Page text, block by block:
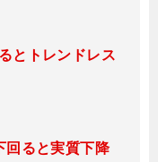
とトレンドレス
回ると実質下降